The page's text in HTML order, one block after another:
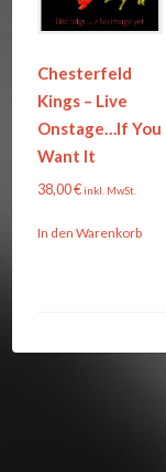
Chesterfeld
Kings – Live
Onstage…If You
Want It
38,00€inkl. MwSt.
In den Warenkorb